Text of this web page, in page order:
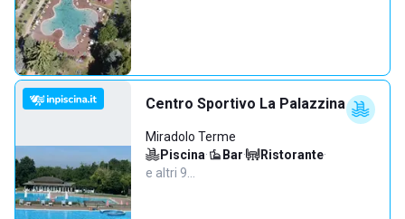
Centro Sportivo La Palazzina
Miradolo Terme
Piscina· Bar· Ristorante·
e altri 9…